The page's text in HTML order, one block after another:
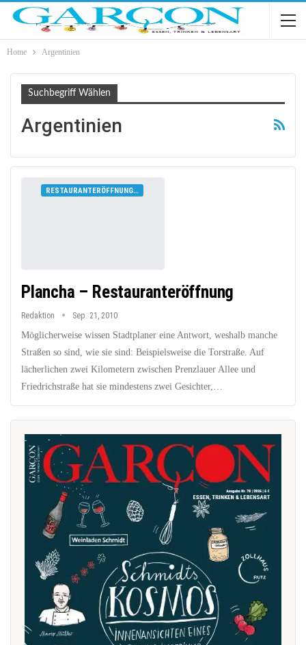
Home Argentinien
Suchbegriff Wählen
Argentinien
RESTAURANTERÖFFNUNGEN
Plancha – Restauranteröffnung
Redaktion Sep. 21, 2010
Möglicherweise wissen Stadtplaner eine Antwort, weshalb manche
Straßen so sind, wie sie sind: Beispielsweise die Torstraße. Auf
lächerlichen zwei Kilometern zwischen Prenzlauer Allee und
Friedrichstraße hat sie mindestens zwei Gesichter,…